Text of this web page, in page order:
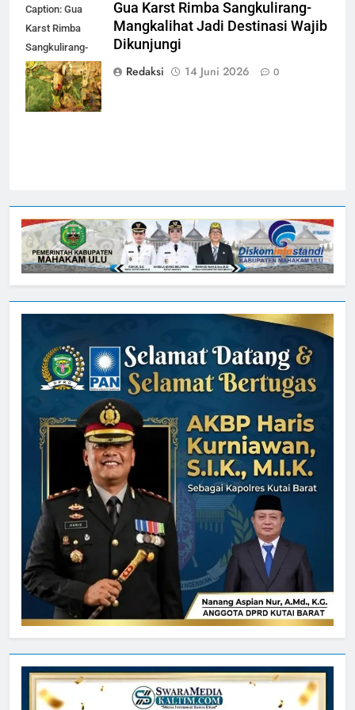
Caption: Gua
Karst Rimba
Sangkulirang-
Mangkalihat
Kutai Timur
(dok-ist)
Gua Karst Rimba Sangkulirang-
Mangkalihat Jadi Destinasi Wajib
Dikunjungi
Redaksi
14 Juni 2026 0